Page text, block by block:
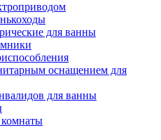
для ванны
оснащением для
для ванны
комнаты